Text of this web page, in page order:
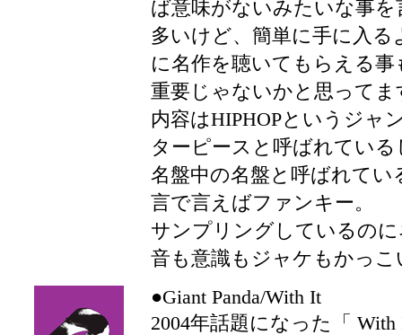
ば意味がないみたいな事を
多いけど、簡単に手に入
に名作を聴いてもらえる事
重要じゃないかと思ってま
内容はHIPHOPというジャ
ターピースと呼ばれている
名盤中の名盤と呼ばれてい
言で言えばファンキー。
サンプリングしているの
音も意識もジャケもかっこ
●Giant Panda/With It
2004年話題になった「